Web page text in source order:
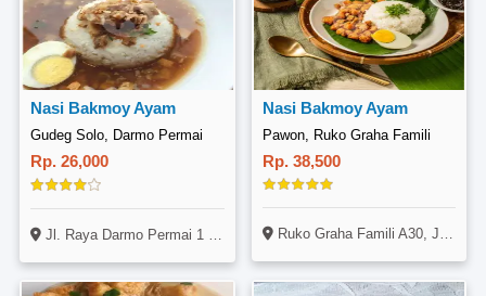
Nasi Bakmoy Ayam
Gudeg Solo, Darmo Permai
Rp. 26,000
Jl. Raya Darmo Permai 1 No. 73 Sonokwijenan, Sukomanunggal, Surabaya
Nasi Bakmoy Ayam
Pawon, Ruko Graha Famili
Rp. 38,500
Ruko Graha Famili A30, Jl. Bukit Darmo Boulevard, Dukuh Pakis, Surabaya